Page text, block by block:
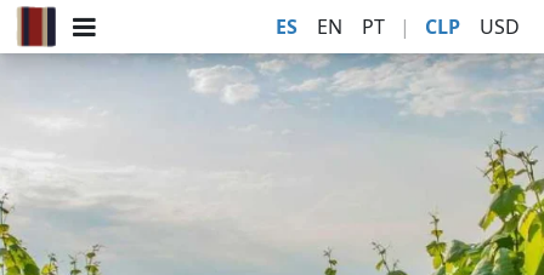
ES EN PT | CLP USD